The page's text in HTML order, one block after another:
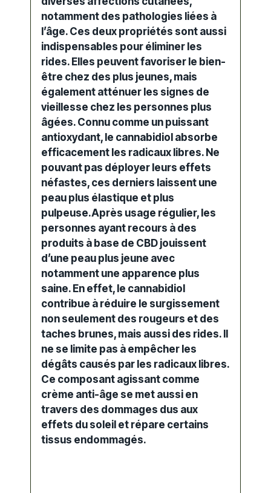
notamment des pathologies liées à
l’âge. Ces deux propriétés sont aussi
indispensables pour éliminer les
rides. Elles peuvent favoriser le bien-
être chez des plus jeunes, mais
également atténuer les signes de
vieillesse chez les personnes plus
âgées. Connu comme un puissant
antioxydant, le cannabidiol absorbe
efficacement les radicaux libres. Ne
pouvant pas déployer leurs effets
néfastes, ces derniers laissent une
peau plus élastique et plus
pulpeuse.Après usage régulier, les
personnes ayant recours à des
produits à base de CBD jouissent
d’une peau plus jeune avec
notamment une apparence plus
saine. En effet, le cannabidiol
contribue à réduire le surgissement
non seulement des rougeurs et des
taches brunes, mais aussi des rides. Il
ne se limite pas à empêcher les
dégâts causés par les radicaux libres.
Ce composant agissant comme
crème anti-âge se met aussi en
travers des dommages dus aux
effets du soleil et répare certains
tissus endommagés.